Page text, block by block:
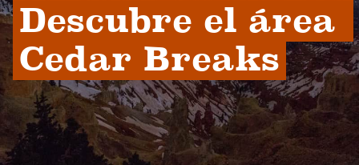
Descubre el área
Cedar Breaks